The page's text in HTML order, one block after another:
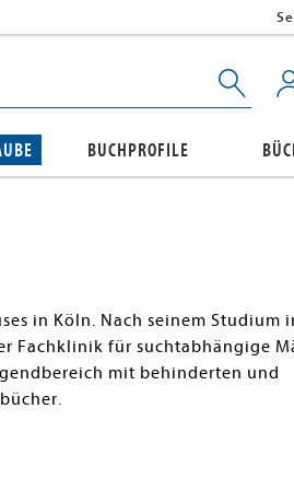
BUCHPROFILE
in Köln. Nach seinem Studium
Fachklinik für suchtabhängige
mit behinderten und